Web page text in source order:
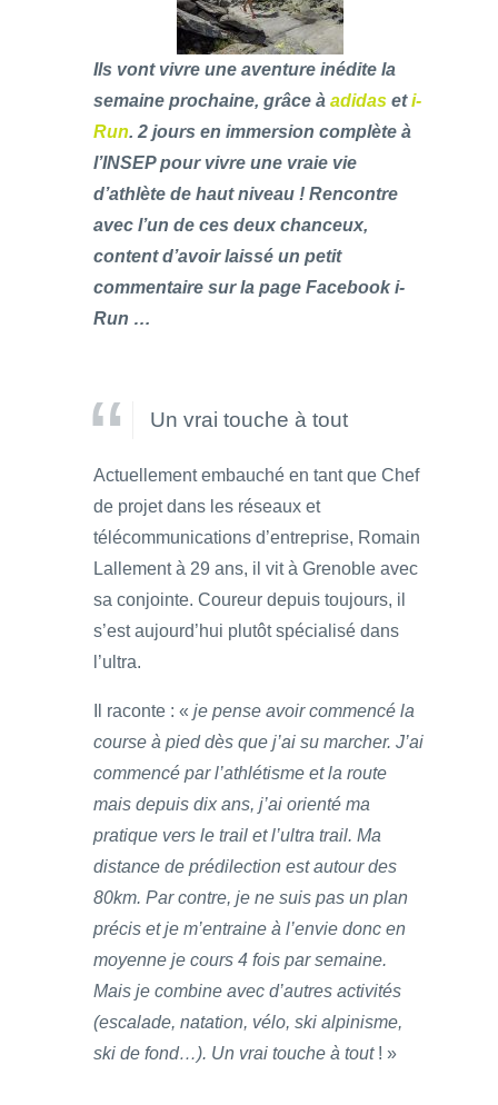
Ils vont vivre une aventure inédite la
semaine prochaine, grâce à adidas eti-
Run. 2 jours en immersion complète à
l’INSEP pour vivre une vraie vie
d’athlète de haut niveau ! Rencontre
avec l’un de ces deux chanceux,
content d’avoir laissé un petit
commentaire sur la page Facebook i-
Run …
Un vrai touche à tout
Actuellement embauché en tant que Chef
de projet dans les réseaux et
télécommunications d’entreprise, Romain
Lallement à 29 ans, il vit à Grenoble avec
sa conjointe. Coureur depuis toujours, il
s’est aujourd’hui plutôt spécialisé dans
l’ultra.
Il raconte : « je pense avoir commencé la
course à pied dès que j’ai su marcher. J’ai
commencé par l’athlétisme et la route
mais depuis dix ans, j’ai orienté ma
pratique vers le trail et l’ultra trail. Ma
distance de prédilection est autour des
80km. Par contre, je ne suis pas un plan
précis et je m’entraine à l’envie donc en
moyenne je cours 4 fois par semaine.
Mais je combine avec d’autres activités
(escalade, natation, vélo, ski alpinisme,
ski de fond…). Un vrai touche à tout! »